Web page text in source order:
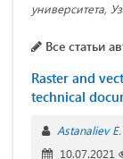
университета,
Все статьи
Raster and
technical
Astanaliev
10.07.2021